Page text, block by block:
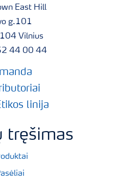
East Hill
g.101
Vilnius
44 00 44
linija
tręšimas